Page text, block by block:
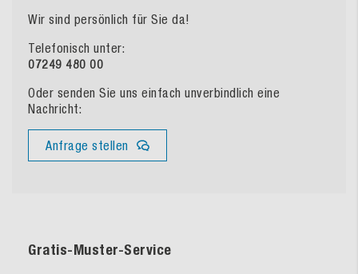
Wir sind persönlich für Sie da!
Telefonisch unter:
07249 480 00
Oder senden Sie uns einfach unverbindlich eine
Nachricht:
Anfrage stellen
Gratis-Muster-Service